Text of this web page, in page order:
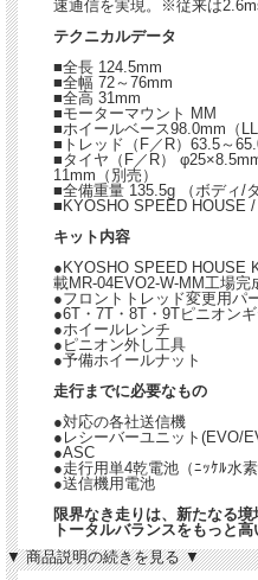
速通信を実現。※従来は
テクニカルデータ
■全長 124.5mm
■全幅 72～76mm
■全高 31mm
■モーターマウント MM
■ホイールベース98.0mm（LL
■トレッド（F／R）63.5～
■タイヤ（F／R）
11mm（別売）
■全備重量 135.5g （ボディ/
■KYOSHO SPEED HOUSE
キット内容
●KYOSHO SPEED HOUSE
載MR-04EVO2-W-MM工場完
●フロントトレッド変更用パ
●6T・7T・8T・9Tピニオン
●ホイールレンチ
●ピニオン外し工具
●予備ホイールナット
走行までに必要なもの
●対応の各社送信機
●レシーバーユニット(EVO/
●ASC
●走行用単4乾電池（ﾆｯｹﾙ水
●送信機用電池
限界なき走りは、新たなる境
トータルバランスをもっと
▼ 商品説明の続きを見る ▼